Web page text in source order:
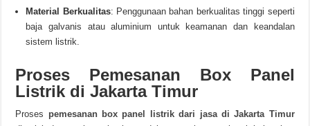
Material Berkualitas: Penggunaan bahan berkualitas tinggi seperti
baja galvanis atau aluminium untuk keamanan dan keandalan
sistem listrik.
Proses Pemesanan Box Panel
Listrik di Jakarta Timur
Proses pemesanan box panel listrik dari jasa di Jakarta Timur